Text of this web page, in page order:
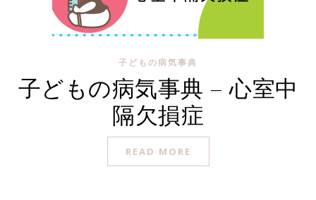
子どもの病気事典
子どもの病気事典 – 心室中
隔欠損症
READ MORE